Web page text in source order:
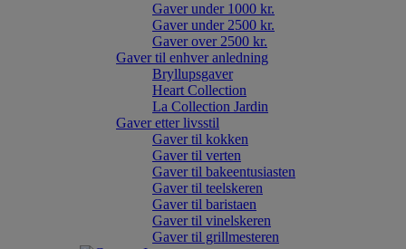
Gaver under 1000 kr.
Gaver under 2500 kr.
Gaver over 2500 kr.
Gaver til enhver anledning
Bryllupsgaver
Heart Collection
La Collection Jardin
Gaver etter livsstil
Gaver til kokken
Gaver til verten
Gaver til bakeentusiasten
Gaver til teelskeren
Gaver til baristaen
Gaver til vinelskeren
Gaver til grillmesteren